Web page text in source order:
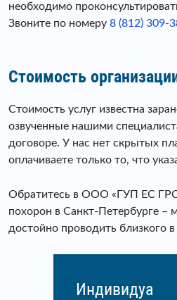
необходимо
Звоните по номеру 8 (812) 309-
Стоимость
Стоимость услуг известна
озвученные нашими
договоре. У нас нет скрытых
оплачиваете только то, что
Обратитесь в ООО «ГУП ЕС
похорон в Санкт-Петербурге
достойно проводить близкого
Индивидуа